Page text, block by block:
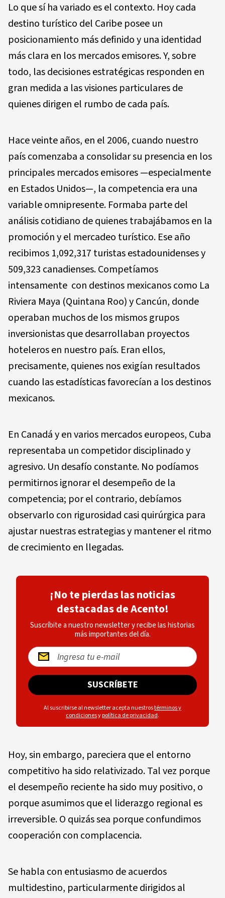
Lo que sí ha variado es el contexto. Hoy cada
destino turístico del Caribe posee un
posicionamiento más definido y una identidad
más clara en los mercados emisores. Y, sobre
todo, las decisiones estratégicas responden en
gran medida a las visiones particulares de
quienes dirigen el rumbo de cada país.
Hace veinte años, en el 2006, cuando nuestro
país comenzaba a consolidar su presencia en los
principales mercados emisores —especialmente
en Estados Unidos—, la competencia era una
variable omnipresente. Formaba parte del
análisis cotidiano de quienes trabajábamos en la
promoción y el mercadeo turístico. Ese año
recibimos 1,092,317 turistas estadounidenses y
509,323 canadienses. Competíamos
intensamente con destinos mexicanos como La
Riviera Maya (Quintana Roo) y Cancún, donde
operaban muchos de los mismos grupos
inversionistas que desarrollaban proyectos
hoteleros en nuestro país. Eran ellos,
precisamente, quienes nos exigían resultados
cuando las estadísticas favorecían a los destinos
mexicanos.
En Canadá y en varios mercados europeos, Cuba
representaba un competidor disciplinado y
agresivo. Un desafío constante. No podíamos
permitirnos ignorar el desempeño de la
competencia; por el contrario, debíamos
observarlo con rigurosidad casi quirúrgica para
ajustar nuestras estrategias y mantener el ritmo
de crecimiento en llegadas.
¡No te pierdas las noticias
destacadas de Acento!
Suscríbite a nuestro newsletter y recibe las historias
más importantes del día.
SUSCRÍBETE
Al suscribirse al newsletter acepta nuestrostérminos y
condicionesypolítica de privacidad.
Hoy, sin embargo, pareciera que el entorno
competitivo ha sido relativizado. Tal vez porque
el desempeño reciente ha sido muy positivo, o
porque asumimos que el liderazgo regional es
irreversible. O quizás sea porque confundimos
cooperación con complacencia.
Se habla con entusiasmo de acuerdos
multidestino, particularmente dirigidos al